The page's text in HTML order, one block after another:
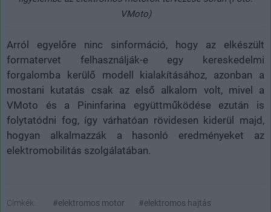
VMoto)
Arról egyelőre ninc sinformáció, hogy az elkészült
formatervet felhasználják-e egy kereskedelmi
forgalomba kerülő modell kialakításához, azonban a
mostani kutatás csak az első alkalom volt, mivel a
VMoto és a Pininfarina együttműködése ezután is
folytatódni fog, így várhatóan rövidesen kiderül majd,
hogyan alkalmazzák a hasonló eredményeket az
elektromobilitás szolgálatában.
Címkék: #elektromos motor
#elektromos hajtás